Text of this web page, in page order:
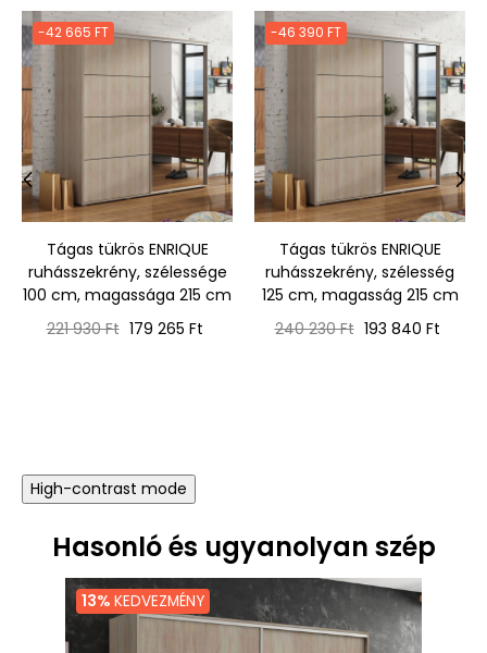
-42 665 FT
Tágas tükrös ENRIQUE
ruhásszekrény, szélessége
100 cm, magassága 215 cm
Normál
221 930 Ft Ár
179 265 Ft
-46 390 FT
Tágas tükrös ENRIQUE
ruhásszekrény, szélesség
125 cm, magasság 215 cm
Normál
240 230 Ft Ár
193 840 Ft
‹ ›
High-contrast mode
Hasonló és ugyanolyan szép
13% KEDVEZMÉNY